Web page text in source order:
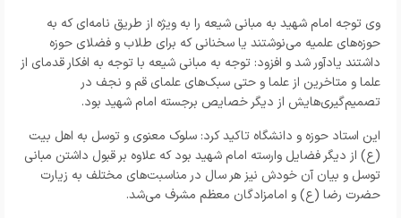
وی توجه امام شهید به مبانی شیعه را به ویژه از طریق نامه‌ای که به
حوزه‌های علمیه می‌نوشتند یا سخنانی که برای طلاب و فضلای حوزه
داشتند یادآور شد و افزود: توجه به مبانی شیعه با توجه به افکار قدمای از
علما و متاخرین از علما و حتی سبک‌های علمای قم و نجف در
تصمیم‌گیری‌هایش از دیگر خصایص برجسته امام شهید بود.
این استاد حوزه و دانشگاه تاکید کرد: سلوک معنوی و توسل به اهل بیت
(ع) از دیگر فضایل وارسته امام شهید بود که علاوه بر قبول داشتن مبانی
توسل و بیان آن خودش نیز هر سال در مناسبت‌های مختلف به زیارت
حضرت رضا (ع) و امامزادگان معظم مشرف می‌شد.